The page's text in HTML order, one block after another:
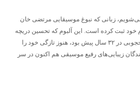
زبانی که نبوغ موسیقایی مرتضی خان
خود ثبت کرده است. این آلبوم که تحسین دریچه
ورود آشنایی نویسنده این یادداشت به گلستان هنر نوازندگی استاد محجوبی در ۳۲ سال پیش بود، هنوز تازگی خود را
زیبایی‌های رفیع موسیقی هم اکنون در سر